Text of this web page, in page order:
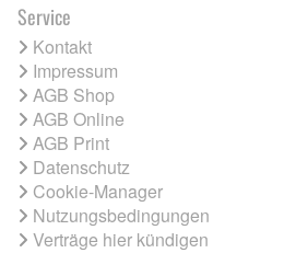
Service
Kontakt
Impressum
AGB Shop
AGB Online
AGB Print
Datenschutz
Cookie-Manager
Nutzungsbedingungen
Verträge hier kündigen